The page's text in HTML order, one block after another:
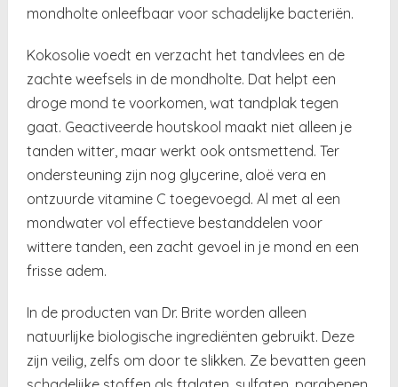
mondholte onleefbaar voor schadelijke bacteriën.
Kokosolie voedt en verzacht het tandvlees en de
zachte weefsels in de mondholte. Dat helpt een
droge mond te voorkomen, wat tandplak tegen
gaat. Geactiveerde houtskool maakt niet alleen je
tanden witter, maar werkt ook ontsmettend. Ter
ondersteuning zijn nog glycerine, aloë vera en
ontzuurde vitamine C toegevoegd. Al met al een
mondwater vol effectieve bestanddelen voor
wittere tanden, een zacht gevoel in je mond en een
frisse adem.
In de producten van Dr. Brite worden alleen
natuurlijke biologische ingrediënten gebruikt. Deze
zijn veilig, zelfs om door te slikken. Ze bevatten geen